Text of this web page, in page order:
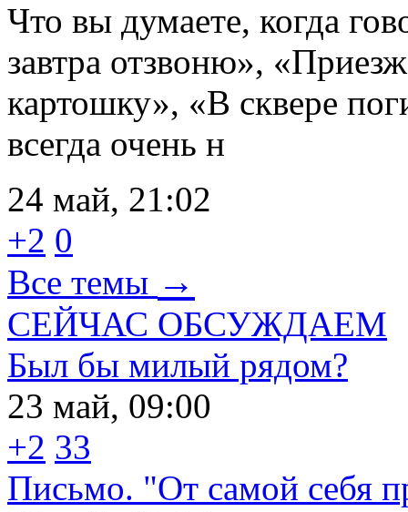
Что вы думаете, когда
завтра отзвоню»,
картошку», «В сквере
всегда очень н
24 май, 21:02
+2 0
Все темы →
СЕЙЧАС ОБСУЖДАЕМ
Был бы милый рядом?
23 май, 09:00
+2 33
Письмо. "От самой себя